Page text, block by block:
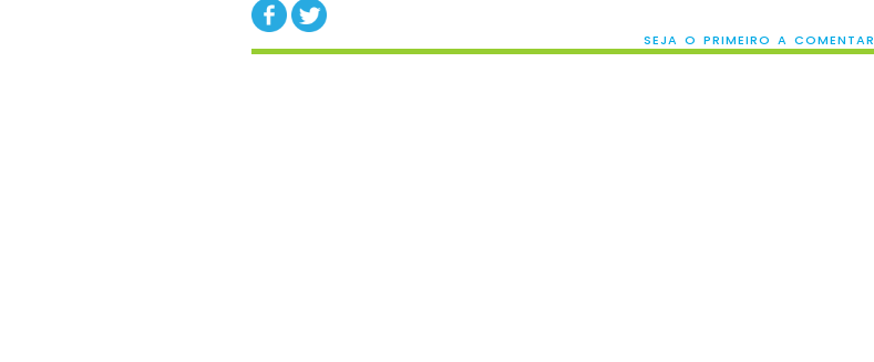
SEJA O PRIMEIRO A COMENTAR